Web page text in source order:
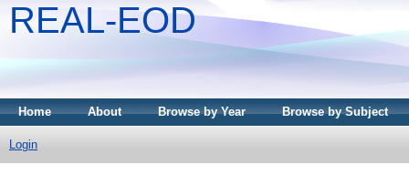
REAL-EOD
Home About Browse by Year Browse by Subject
Login